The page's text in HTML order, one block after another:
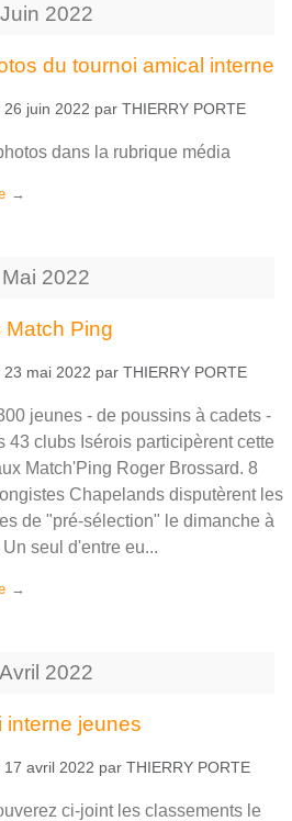
Juin 2022
du tournoi amical interne
26 juin 2022 par THIERRY PORTE
dans la rubrique média
Mai 2022
Match Ping
23 mai 2022 par THIERRY PORTE
jeunes - de poussins à cadets -
43 clubs Isérois participèrent cette
Match'Ping Roger Brossard. 8
Chapelands disputèrent les
de "pré-sélection" le dimanche à
Un seul d'entre eu...
Avril 2022
interne jeunes
17 avril 2022 par THIERRY PORTE
ci-joint les classements le